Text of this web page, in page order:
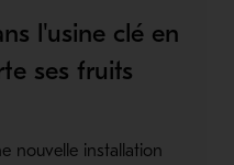
l'usine clé en
ses fruits
nouvelle installation